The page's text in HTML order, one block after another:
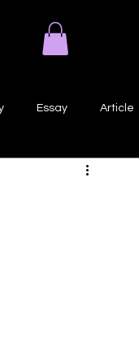
Essay Article
Prose